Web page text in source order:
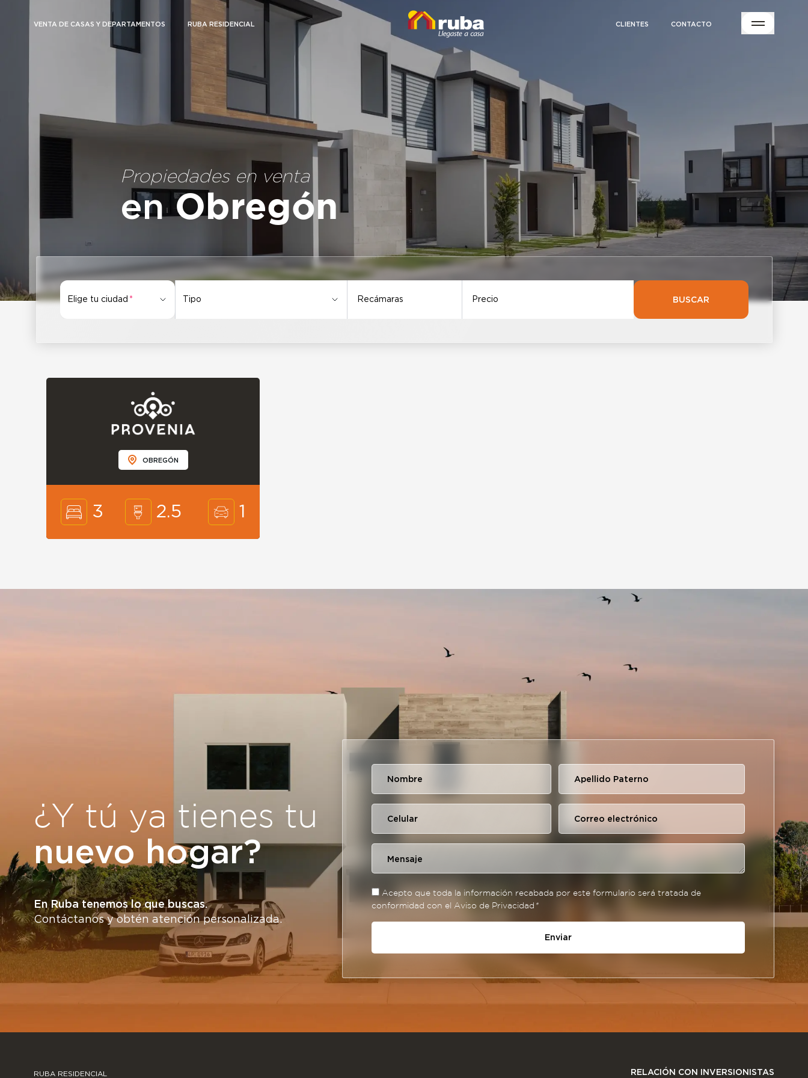
VENTA DE CASAS Y DEPARTAMENTOS RUBA RESIDENCIAL CLIENTES CONTACTO
Propiedades en venta
enObregón
Elige tu ciudad Tipo Recámaras Precio BUSCAR
OBREGÓN
3 2.5 1
¿Y tú ya tienes tu
nuevo hogar?
En Ruba tenemos lo que buscas.
Contáctanos y obtén atención personalizada.
Acepto que toda la información recabada por este formulario será tratada de
conformidad con el Aviso de Privacidad *
Enviar
RUBA RESIDENCIAL RELACIÓN CON INVERSIONISTAS